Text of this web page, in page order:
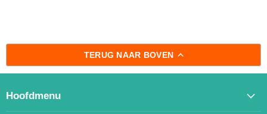
TERUG NAAR BOVEN
Hoofdmenu